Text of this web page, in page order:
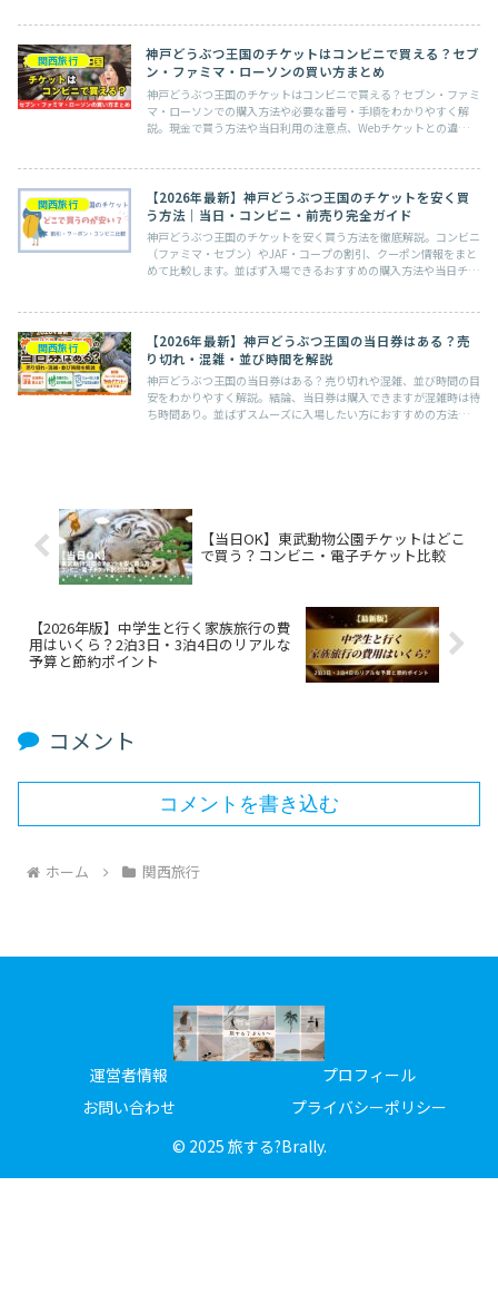
関西旅行
神戸どうぶつ王国のチケットはコンビニで買える？セブ
ン・ファミマ・ローソンの買い方まとめ
神戸どうぶつ王国のチケットはコンビニで買える？セブン・ファミ
マ・ローソンでの購入方法や必要な番号・手順をわかりやすく解
説。現金で買う方法や当日利用の注意点、Webチケットとの違いも
関西旅行
【2026年最新】神戸どうぶつ王国のチケットを安く買
う方法｜当日・コンビニ・前売り完全ガイド
神戸どうぶつ王国のチケットを安く買う方法を徹底解説。コンビニ
（ファミマ・セブン）やJAF・コープの割引、クーポン情報をまと
めて比較します。並ばず入場できるおすすめの購入方法や当日チケ
関西旅行
【2026年最新】神戸どうぶつ王国の当日券はある？売
り切れ・混雑・並び時間を解説
神戸どうぶつ王国の当日券はある？売り切れや混雑、並び時間の目
安をわかりやすく解説。結論、当日券は購入できますが混雑時は待
ち時間あり。並ばずスムーズに入場したい方におすすめの方法も紹
【当日OK】東武動物公園チケットはどこ
で買う？コンビニ・電子チケット比較
【2026年版】中学生と行く家族旅行の費
用はいくら？2泊3日・3泊4日のリアルな
予算と節約ポイント
コメント
コメントを書き込む
ホーム 関西旅行
運営者情報
プロフィール
お問い合わせ
プライバシーポリシー
© 2025 旅する?Brally.